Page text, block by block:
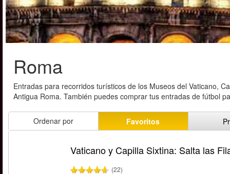
Roma
Entradas para recorridos turísticos de los Museos del Vaticano,
Antigua Roma. También puedes comprar tus entradas de fútbol
Ordenar por Favoritos
Vaticano y Capilla Sixtina: Salta las
(22)